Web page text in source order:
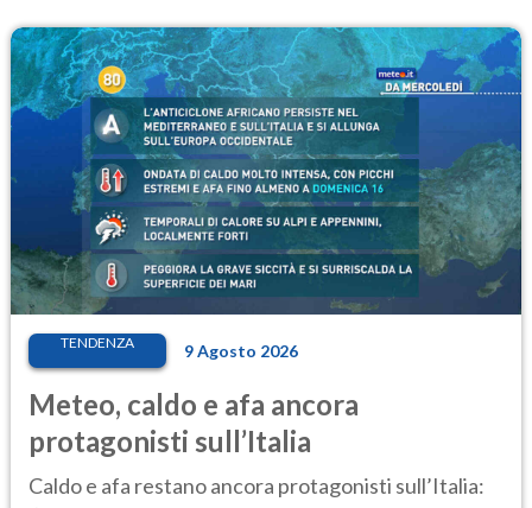
TENDENZA 9 Agosto 2026
Meteo, caldo e afa ancora
protagonisti sull’Italia
Caldo e afa restano ancora protagonisti sull’Italia: